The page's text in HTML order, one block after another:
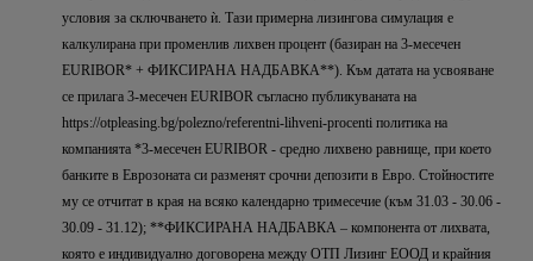
условия за сключването ѝ. Тази примерна лизингова симулация е
калкулирана при променлив лихвен процент (базиран на 3-месечен
EURIBOR* + ФИКСИРАНА НАДБАВКА**). Към датата на усвояване
се прилага 3-месечен EURIBOR съгласно публикуванaтa на
https://otpleasing.bg/polezno/referentni-lihveni-procenti политика на
компанията *3-месечен EURIBOR - средно лихвено равнище, при което
банките в Еврозоната си разменят срочни депозити в Евро. Стойностите
му се отчитат в края на всяко календарно тримесечие (към 31.03 - 30.06 -
30.09 - 31.12); **ФИКСИРАНА НАДБАВКА – компонента от лихвата,
която е индивидуално договорена между ОТП Лизинг ЕООД и крайния